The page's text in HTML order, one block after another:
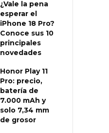
¿Vale la pena
esperar el
iPhone 18 Pro?
Conoce sus 10
principales
novedades
Honor Play 11
Pro: precio,
batería de
7.000 mAh y
solo 7,34 mm
de grosor